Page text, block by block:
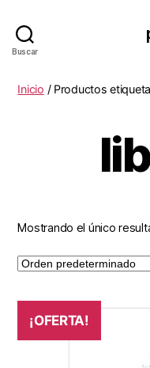
Buscar
Inicio / Productos
Mostrando el único
¡OFERTA!